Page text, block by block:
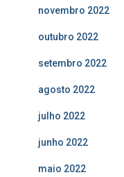
novembro 2022
outubro 2022
setembro 2022
agosto 2022
julho 2022
junho 2022
maio 2022